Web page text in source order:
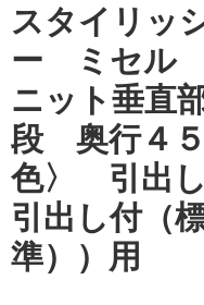
スタイリッ
ー ミセル
ニット垂直
段 奥行４
色〉 引出
引出し付（
準））用